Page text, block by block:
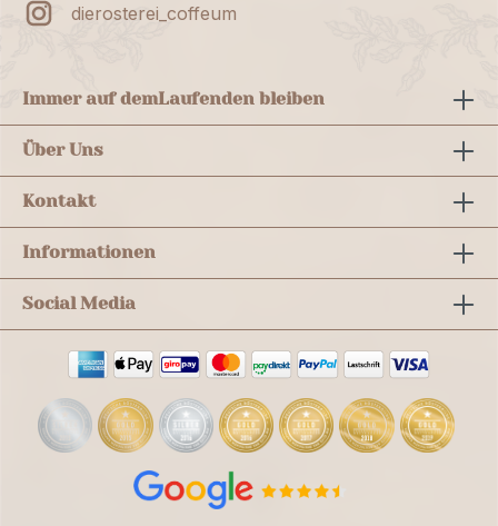
dierosterei_coffeum
Immer auf demLaufenden bleiben
Über Uns
Kontakt
Informationen
Social Media